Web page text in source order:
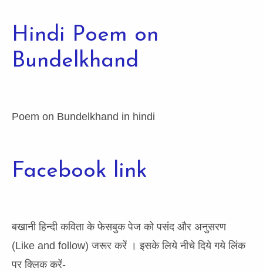
Hindi Poem on
Bundelkhand
Poem on Bundelkhand in hindi
Facebook link
बखानी हिन्दी कविता के फेसबुक पेज को पसंद और अनुसरण
(Like and follow) जरूर करें । इसके लिये नीचे दिये गये लिंक
पर क्लिक करें-